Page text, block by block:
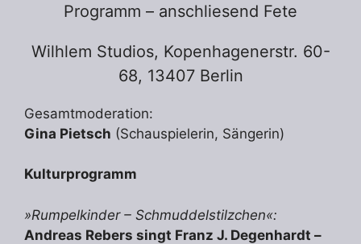
Programm – anschliesend Fete
Wilhlem Studios, Kopenhagenerstr. 60-
68, 13407 Berlin
Gesamtmoderation:
Gina Pietsch (Schauspielerin, Sängerin)
Kulturprogramm
»Rumpelkinder – Schmuddelstilzchen«:
Andreas Rebers singt Franz J. Degenhardt –